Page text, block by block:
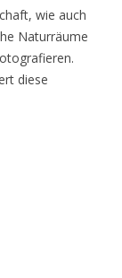
wie auch
Naturräume
diese